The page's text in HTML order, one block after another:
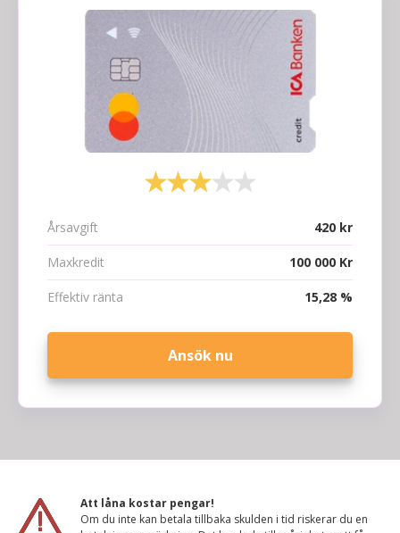
Årsavgift 420 kr
Maxkredit 100 000 Kr
Effektiv ränta 15,28 %
Ansök nu
Att låna kostar pengar!
Om du inte kan betala tillbaka skulden i tid riskerar du en